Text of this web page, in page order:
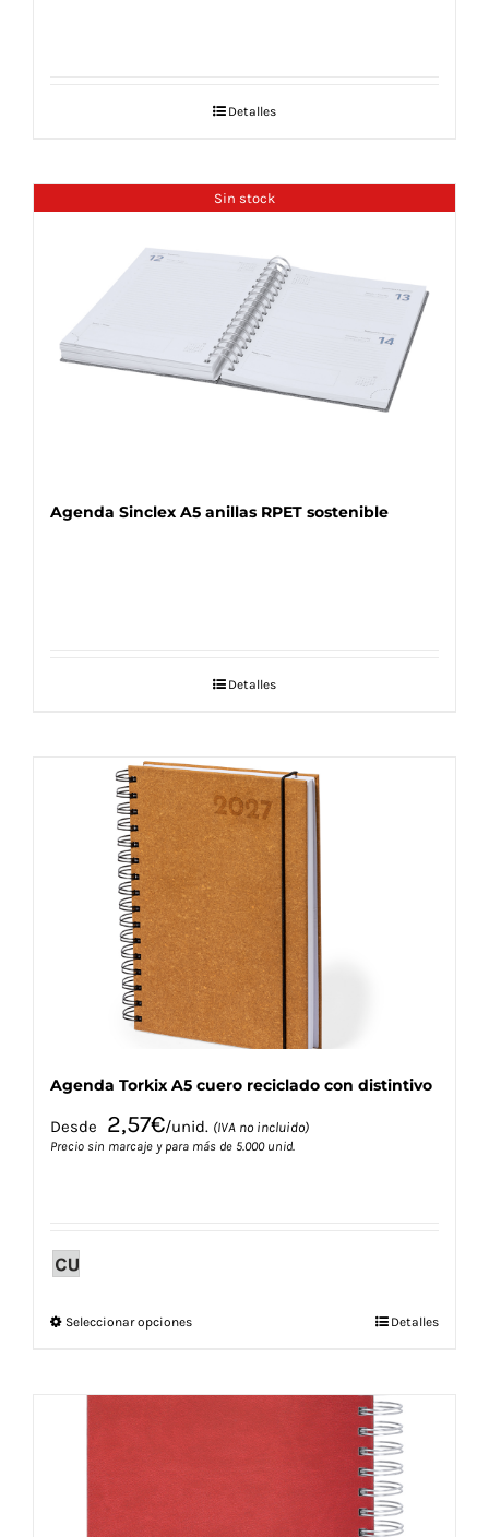
Detalles
Sin stock
Agenda Sinclex A5 anillas RPET sostenible
Detalles
Agenda Torkix A5 cuero reciclado con distintivo
Desde 2,57€/unid. (IVA no incluido)
Precio sin marcaje y para más de 5.000 unid.
Seleccionar opcionesEste
múltiples
variantes.
Detalles